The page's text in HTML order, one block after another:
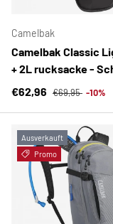
Camelbak
Camelbak Classic
+ 2L rucksacke -
Verkaufspreis
€62,96 Normaler Preis
€69,95 -10%
Ausverkauft
Promo